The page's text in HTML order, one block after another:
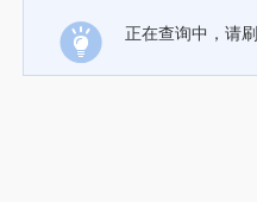
正在查询中，请